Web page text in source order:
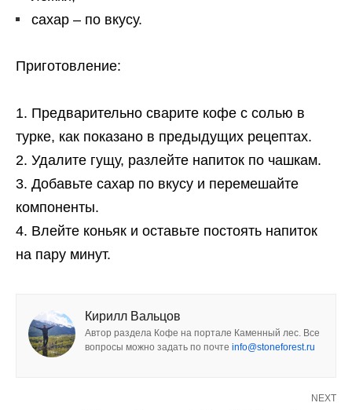
сахар – по вкусу.
Приготовление:
Предварительно сварите кофе с солью в
турке, как показано в предыдущих рецептах.
Удалите гущу, разлейте напиток по чашкам.
Добавьте сахар по вкусу и перемешайте
компоненты.
Влейте коньяк и оставьте постоять напиток
на пару минут.
Кирилл Вальцов
Автор раздела Кофе на портале Каменный лес. Все
вопросы можно задать по почте info@stoneforest.ru
NEXT